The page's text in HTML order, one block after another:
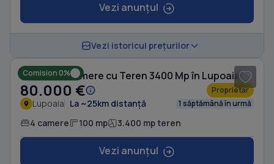
Vezi anunțul
Vezi istoricul prețurilor
Comision 0%
Casă cu 4 camere cu Teren 3400 Mp în Lupoaia
80.000 € Proprietar
Lupoaia La ~25km distanță 1 săptămână în urmă
4 camere 100 mp 3.400 mp teren
Vezi anunțul